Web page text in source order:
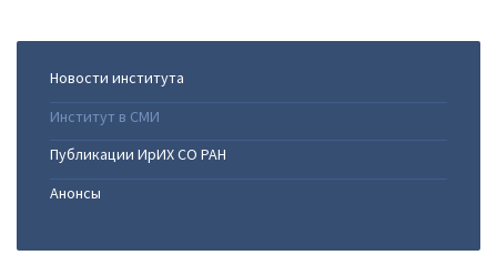
Новости института
Институт в СМИ
Публикации ИрИХ СО РАН
Анонсы